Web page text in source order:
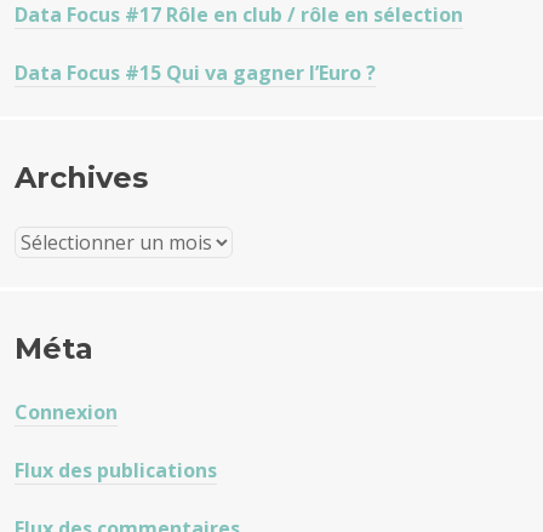
Data Focus #17 Rôle en club / rôle en sélection
Data Focus #15 Qui va gagner l’Euro ?
Archives
Archives
Méta
Connexion
Flux des publications